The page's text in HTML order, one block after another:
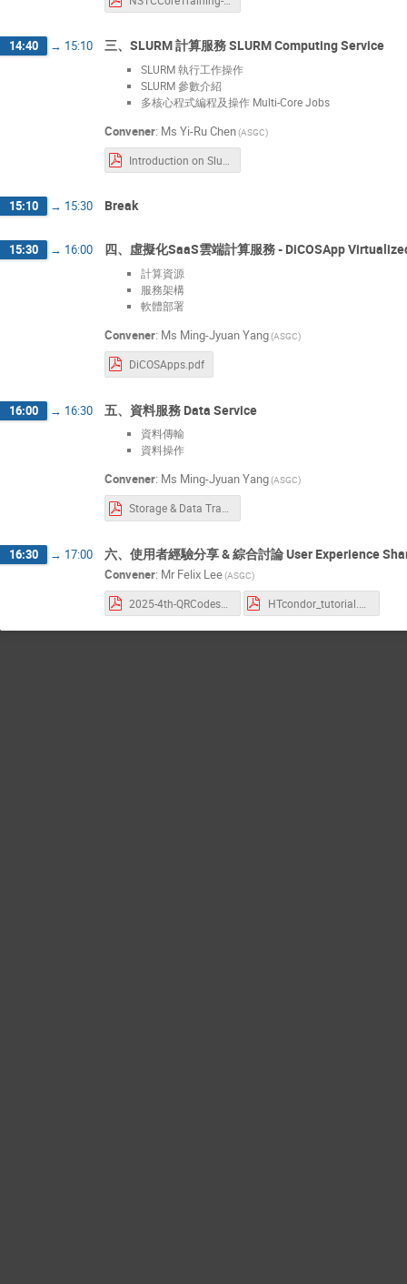
14:40 → 15:10 三、SLURM 計算服務 SLURM Computing Service
SLURM 執行工作操作
SLURM 參數介紹
多核心程式編程及操作 Multi-Core Jobs
Convener: Ms Yi-Ru Chen(ASGC)
15:10 → 15:30 Break
15:30 → 16:00 四、虛擬化SaaS雲端計算服務 - DiCOSApp
計算資源
服務架構
軟體部署
Convener: Ms Ming-Jyuan Yang(ASGC)
DiCOSApps.pdf
16:00 → 16:30 五、資料服務 Data Service
資料傳輸
資料操作
Convener: Ms Ming-Jyuan Yang(ASGC)
Storage & Data Transfer Service.pdf
16:30 → 17:00 六、使用者經驗分享 & 綜合討論 User Experience
Convener: Mr Felix Lee(ASGC)